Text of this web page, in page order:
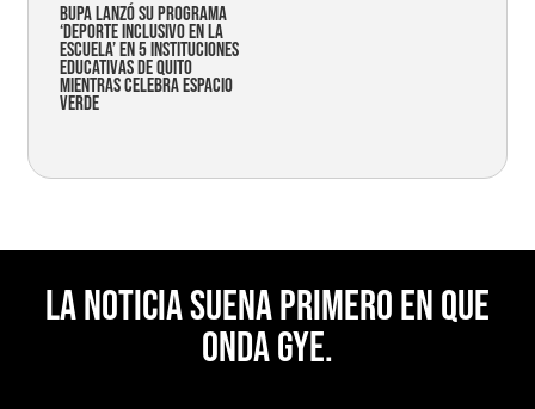
Bupa lanzó su programa
‘Deporte Inclusivo en la
Escuela’ en 5 instituciones
educativas de Quito
mientras celebra espacio
verde
La noticia suena primero en Que
Onda Gye.